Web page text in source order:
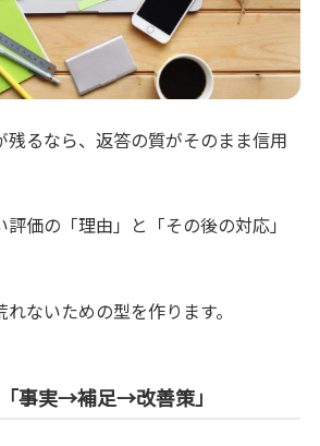
残るなら、返答の質がそのまま信用
価の「理由」と「その後の対応」
ないための型を作ります。
事実→補足→改善策」